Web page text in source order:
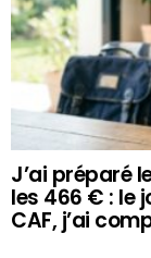
J’ai préparé
les 466 € : le
CAF, j’ai